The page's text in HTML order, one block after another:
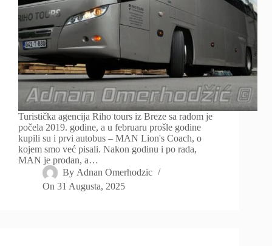
Turistička agencija Riho tours iz Breze sa radom je
počela 2019. godine, a u februaru prošle godine
kupili su i prvi autobus – MAN Lion's Coach, o
kojem smo već pisali. Nakon godinu i po rada,
MAN je prodan, a…
By Adnan Omerhodzic
On 31 Augusta, 2025